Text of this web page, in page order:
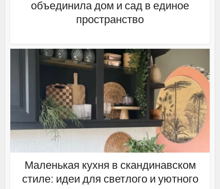
объединила дом и сад в единое
пространство
Маленькая кухня в скандинавском
стиле: идеи для светлого и уютного